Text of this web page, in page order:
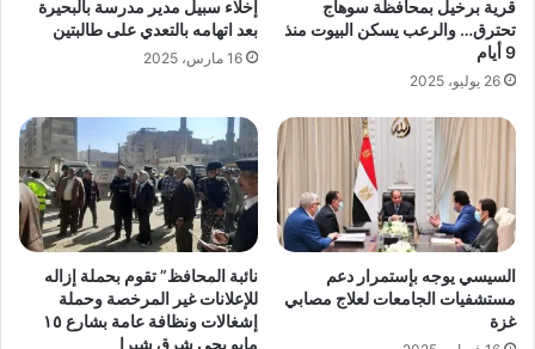
قرية برخيل بمحافظة سوهاج
تحترق… والرعب يسكن البيوت منذ
9 أيام
26 يوليو، 2025
إخلاء سبيل مدير مدرسة بالبحيرة
بعد اتهامه بالتعدي على طالبتين
16 مارس، 2025
السيسي يوجه بإستمرار دعم
مستشفيات الجامعات لعلاج مصابي
غزة
نائبة المحافظ” تقوم بحملة إزاله
للإعلانات غير المرخصة وحملة
إشغالات ونظافة عامة بشارع ١٥
مايو بحى شرق شبرا